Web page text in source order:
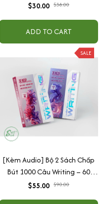
Thấu Hiểu Tâm Lý Và Hành Vi
$30.00 $38.00
ADD TO CART
SALE
[Kèm Audio] Bộ 2 Sách Chấp
Bút 1000 Câu Writing – 60
Ngày Gieo Trồng Tư Duy
$55.00 $90.00